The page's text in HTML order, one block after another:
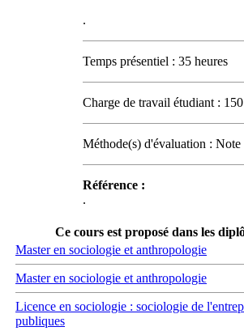
.
Temps présentiel : 35 heures
Charge de travail étudiant :
Méthode(s) d'évaluation : Note
Référence :
.
Ce cours est proposé dans les
Master en sociologie et anthropologie
Master en sociologie et anthropologie
Licence en sociologie : sociologie de
publiques